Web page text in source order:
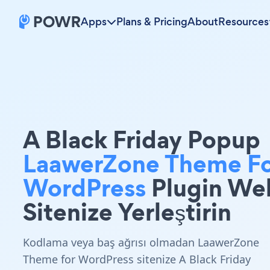
Apps Plans & PricingAboutResources
A Black Friday Popup
LaawerZone Theme
WordPress Plugin
Sitenize Yerleştirin
Kodlama veya baş ağrısı olmadan LaawerZone
Theme for WordPress sitenize A Black Friday